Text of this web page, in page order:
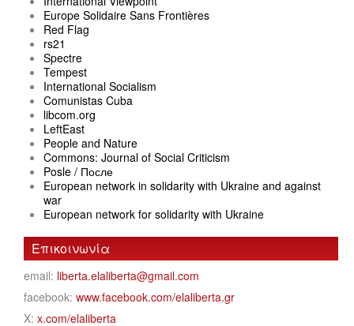
Europe Solidaire Sans Frontières
Red Flag
rs21
Spectre
Tempest
International Socialism
Comunistas Cuba
libcom.org
LeftEast
People and Nature
Commons: Journal of Social Criticism
Posle / После
European network in solidarity with Ukraine and against
war
European network for solidarity with Ukraine
Επικοινωνία
email: liberta.elaliberta@gmail.com
facebook: www.facebook.com/elaliberta.gr
X: x.com/elaliberta